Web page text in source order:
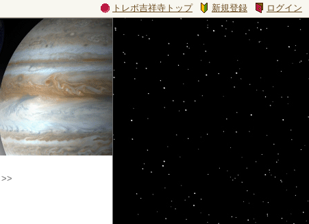
トレボ吉祥寺トップ 新規登録 ログイン
>>